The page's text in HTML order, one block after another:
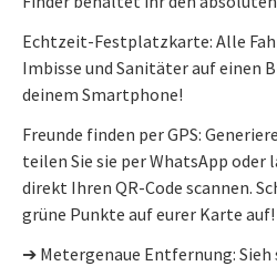
Echtzeit-Festplatzkarte: Alle
Imbisse und Sanitäter auf einen
deinem Smartphone!
Freunde finden per GPS:
teilen Sie sie per WhatsApp oder
direkt Ihren QR-Code scannen.
grüne Punkte auf eurer Karte auf!
➔ Metergenaue Entfernung: